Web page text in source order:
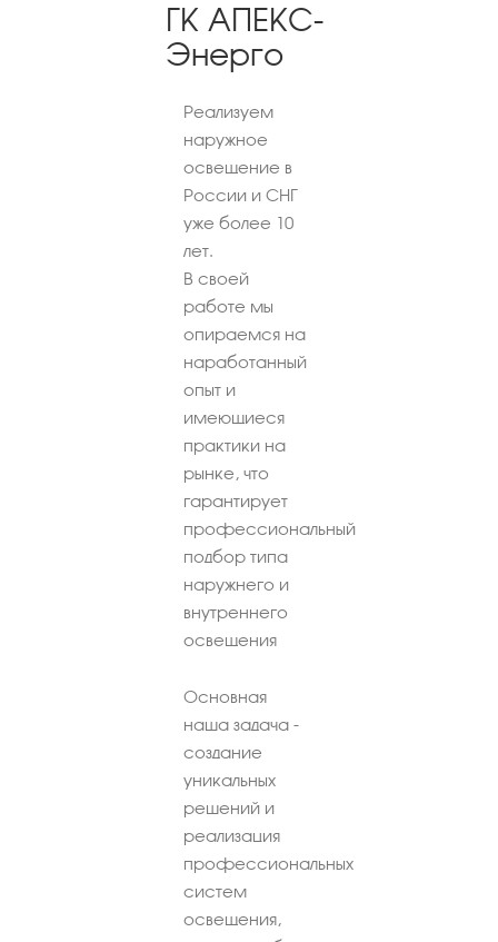
ГК АПЕКС-
Энерго
Реализуем
наружное
освещение в
России и СНГ
уже более 10
лет.
В своей
работе мы
опираемся на
наработанный
опыт и
имеющиеся
практики на
рынке, что
гарантирует
профессиональный
подбор типа
наружнего и
внутреннего
освещения
Основная
наша задача -
создание
уникальных
решений и
реализация
профессиональных
систем
освещения,